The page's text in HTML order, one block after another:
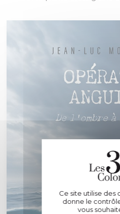
Ce site utilise des
donne le
vous